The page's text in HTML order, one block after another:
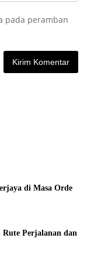
pada peramban
di Masa Orde
Rute Perjalanan dan